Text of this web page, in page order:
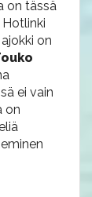
on tässä
Hotlinki
on
ei vain
on